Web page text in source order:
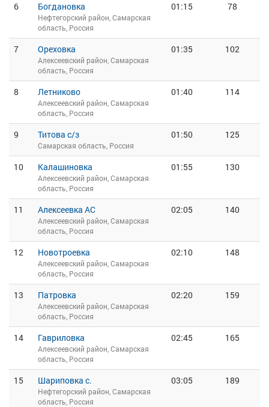
6 Богдановка
Нефтегорский район, Самарская
область, Россия
01:15 78
7 Ореховка
Алексеевский район, Самарская
область, Россия
01:35 102
8 Летниково
Алексеевский район, Самарская
область, Россия
01:40 114
9 Титова с/з
Самарская область, Россия
01:50 125
10 Калашиновка
Алексеевский район, Самарская
область, Россия
01:55 130
11 Алексеевка АС
Алексеевский район, Самарская
область, Россия
02:05 140
12 Новотроевка
Алексеевский район, Самарская
область, Россия
02:10 148
13 Патровка
Алексеевский район, Самарская
область, Россия
02:20 159
14 Гавриловка
Алексеевский район, Самарская
область, Россия
02:45 165
15 Шариповка с.
Нефтегорский район, Самарская
область, Россия
03:05 189